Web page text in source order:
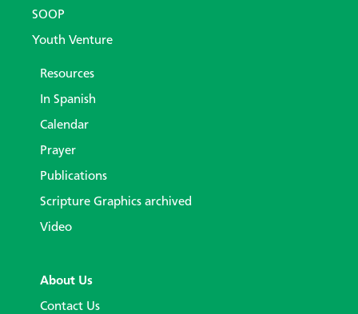
SOOP
Youth Venture
Resources
In Spanish
Calendar
Prayer
Publications
Scripture Graphics archived
Video
About Us
Contact Us